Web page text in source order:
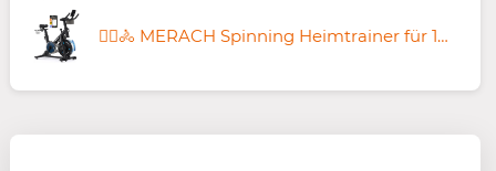
🚴‍♀️🚴 MERACH Spinning Heimtrainer für 109,99€ (statt 190€)